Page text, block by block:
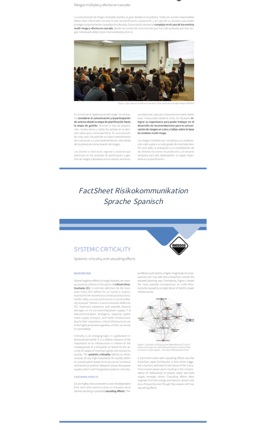
FactSheet Risikokommunikation
Sprache Spanisch